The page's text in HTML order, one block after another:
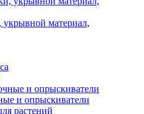
материал,
и опрыскиватели